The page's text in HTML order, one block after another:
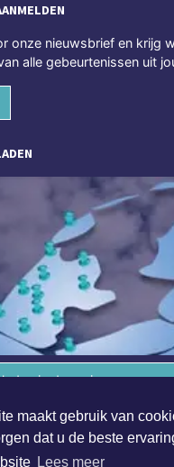
maakt gebruik van
dat u de beste
Lees meer
onze nieuwsbrief en krijg
alle gebeurtenissen uit
in de regio